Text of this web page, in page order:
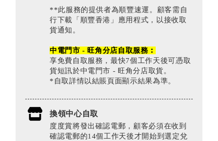
**此服務的提供者為順豐速運。顧客需自
行下載「順豐香港」應用程式，以接收取
貨通知。
中電門市 - 旺角分店自取服務︰
享免費自取服務，最快7個工作天後可憑取
貨短訊於中電門市 - 旺角分店取貨。
*自取詳情以結賬頁面顯示結果為準。
換領中心自取
度度賞將發出確認電郵，顧客必須在收到
確認電郵的14個工作天後才開始到選定兌